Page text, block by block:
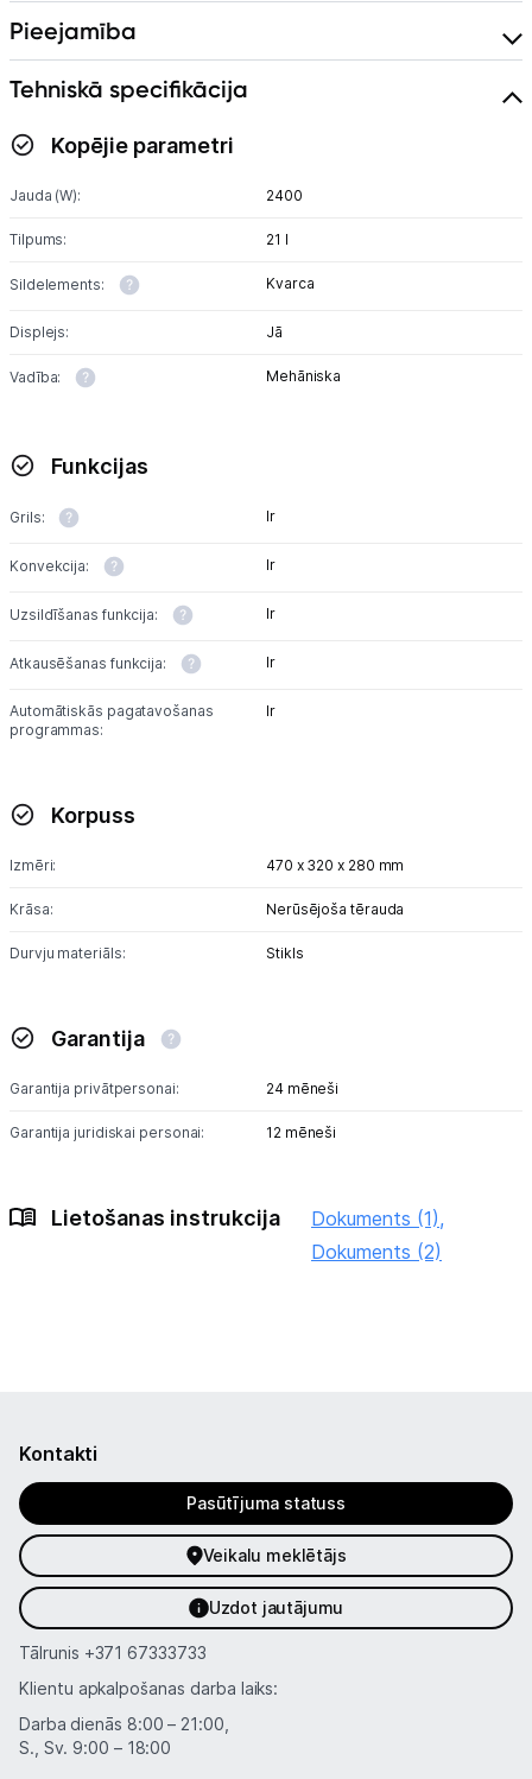
Piegāde un apmaksa
Tehnikas izvešana
Informācija
Pieejamība
Tehniskā specifikācija
Kopējie parametri
Jauda (W): 2400
Tilpums: 21 l
Sildelements: Kvarca
Displejs: Jā
Vadība: Mehāniska
Funkcijas
Grils: Ir
Konvekcija: Ir
Uzsildīšanas funkcija: Ir
Atkausēšanas funkcija: Ir
Automātiskās pagatavošanas
programmas:
Ir
Korpuss
Izmēri: 470 x 320 x 280 mm
Krāsa: Nerūsējoša tērauda
Durvju materiāls: Stikls
Garantija
Garantija privātpersonai: 24 mēneši
Garantija juridiskai personai: 12 mēneši
Lietošanas instrukcija
Dokuments (1),
Dokuments (2)
Kontakti
Pasūtījuma statuss
Veikalu meklētājs
Uzdot jautājumu
Tālrunis +371 67333733
Klientu apkalpošanas darba laiks:
Darba dienās 8:00 – 21:00,
S., Sv. 9:00 – 18:00